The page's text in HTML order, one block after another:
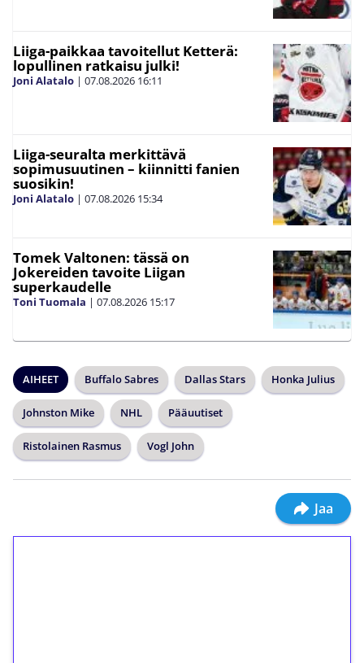
Liiga-paikkaa tavoitellut Ketterä:
lopullinen ratkaisu julki!
Joni Alatalo | 07.08.2026 16:11
Liiga-seuralta merkittävä
sopimusuutinen – kiinnitti fanien
suosikin!
Joni Alatalo | 07.08.2026 15:34
Tomek Valtonen: tässä on
Jokereiden tavoite Liigan
superkaudelle
Toni Tuomala | 07.08.2026 15:17
AIHEET Buffalo Sabres Dallas Stars Honka Julius
Johnston Mike NHL Pääuutiset
Ristolainen Rasmus Vogl John
Jaa